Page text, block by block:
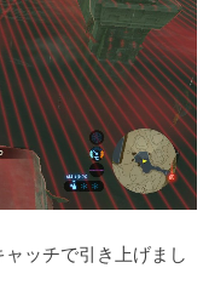
ッチで引き上げまし